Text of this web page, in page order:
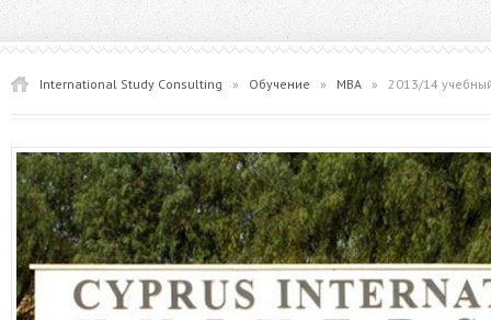
International Study Consulting » Обучение » MBA » 2013/14